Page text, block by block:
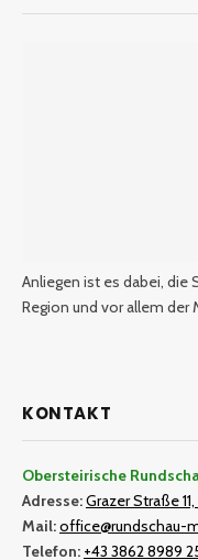
Anliegen ist es dabei, die
Region und vor allem der
KONTAKT
Obersteirische
Adresse:Grazer Straße
Mail:office@rundschau-
Telefon: +43 3862 8989